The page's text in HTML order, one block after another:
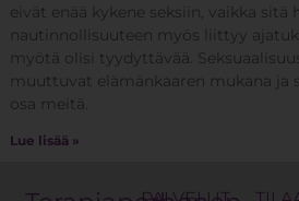
eivät enää kykene seksiin, vaikka sitä
nautinnollisuuteen myös liittyy
myötä olisi tyydyttävää.
muuttuvat elämänkaaren mukana ja
osa meitä.
Lue lisää »